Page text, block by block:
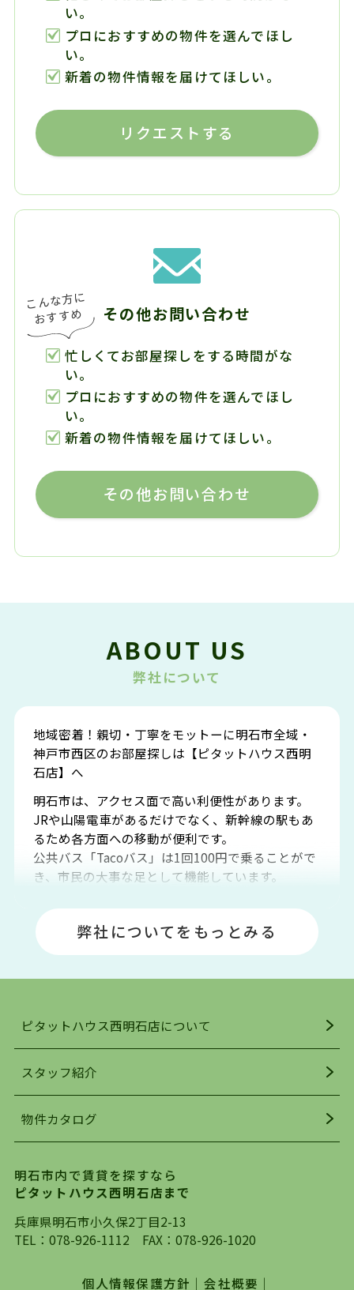
い。
プロにおすすめの物件を選んでほし
い。
新着の物件情報を届けてほしい。
リクエストする
その他お問い合わせ
忙しくてお部屋探しをする時間がな
い。
プロにおすすめの物件を選んでほし
い。
新着の物件情報を届けてほしい。
その他お問い合わせ
ABOUT US
弊社について
地域密着！親切・丁寧をモットーに明石市全域・
神戸市西区のお部屋探しは【ピタットハウス西明
石店】へ
明石市は、アクセス面で高い利便性があります。
JRや山陽電車があるだけでなく、新幹線の駅もあ
るため各方面への移動が便利です。
公共バス「Tacoバス」は1回100円で乗ることがで
き、市民の大事な足として機能しています。
場や釣りスポットが多くあります。JR「大久保
駅」周辺には、ビブレ・イオンをはじめとした買
い物施設も多くあり、買い物にも困りません。
明石駅・西明石駅を中心に、明石市・神戸市西区
でお部屋探している方は、ぜひ当ＨＰにて物件を
お探しになってください。弊社は、スタッフの平
を行っており地域最大級の情報取扱量を誇ってお
ります。店頭で限られた物件をご紹介する、従来
自身でインターネットを利用し、理想のお部屋を
探していただき、選択していただいた物件情報に
対して、専門知識を持ったスタッフがサポートさ
せていただくスタイルを心がけております。私た
は、一度だけでは終わらない、お客様との末長い
弊社についてをもっとみる
ピタットハウス西明石店について
スタッフ紹介
物件カタログ
明石市内で賃貸を探すなら
ピタットハウス西明石店まで
兵庫県明石市小久保2丁目2-13
TEL： 078-926-1112 FAX：078-926-1020
個人情報保護方針 ｜会社概要 ｜